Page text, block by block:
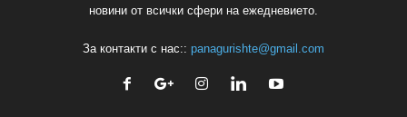
новини от всички сфери на ежедневието.
За контакти с нас:: panagurishte@gmail.com